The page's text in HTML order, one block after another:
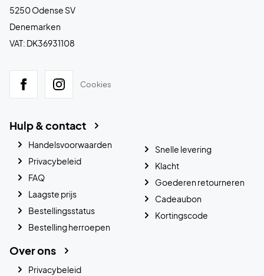
5250 Odense SV
Denemarken
VAT: DK36931108
Cookies
Hulp & contact
Handelsvoorwaarden
Privacybeleid
FAQ
Laagste prijs
Bestellingsstatus
Bestelling herroepen
Snelle levering
Klacht
Goederen retourneren
Cadeaubon
Kortingscode
Over ons
Privacybeleid